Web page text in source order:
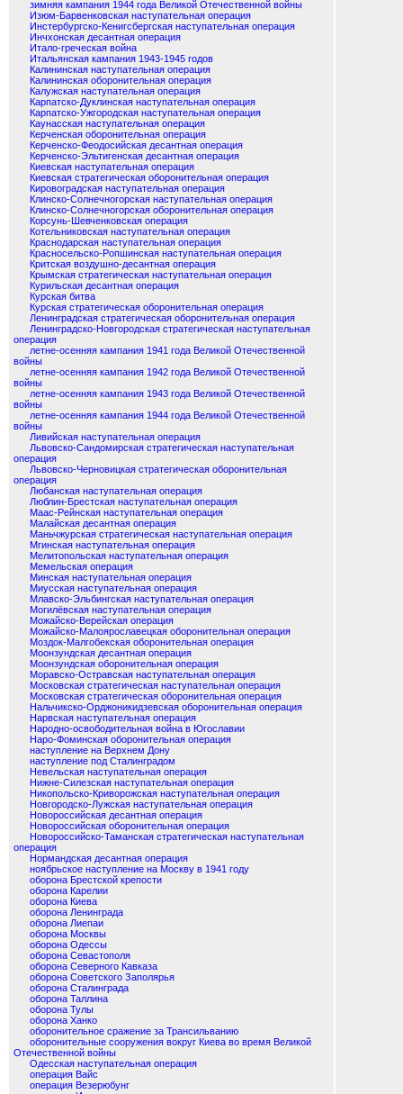
зимняя кампания 1944 года Великой Отечественной войны
Изюм-Барвенковская наступательная операция
Инстербургско-Кенигсбергская наступательная операция
Инчхонская десантная операция
Итало-греческая война
Итальянская кампания 1943-1945 годов
Калининская наступательная операция
Калининская оборонительная операция
Калужская наступательная операция
Карпатско-Дуклинская наступательная операция
Карпатско-Ужгородская наступательная операция
Каунасская наступательная операция
Керченская оборонительная операция
Керченско-Феодосийская десантная операция
Керченско-Эльтигенская десантная операция
Киевская наступательная операция
Киевская стратегическая оборонительная операция
Кировоградская наступательная операция
Клинско-Солнечногорская наступательная операция
Клинско-Солнечногорская оборонительная операция
Корсунь-Шевченковская операция
Котельниковская наступательная операция
Краснодарская наступательная операция
Красносельско-Ропшинская наступательная операция
Критская воздушно-десантная операция
Крымская стратегическая наступательная операция
Курильская десантная операция
Курская битва
Курская стратегическая оборонительная операция
Ленинградская стратегическая оборонительная операция
Ленинградско-Новгородская стратегическая наступательная
операция
летне-осенняя кампания 1941 года Великой Отечественной
войны
летне-осенняя кампания 1942 года Великой Отечественной
войны
летне-осенняя кампания 1943 года Великой Отечественной
войны
летне-осенняя кампания 1944 года Великой Отечественной
войны
Ливийская наступательная операция
Львовско-Сандомирская стратегическая наступательная
операция
Львовско-Черновицкая стратегическая оборонительная
операция
Любанская наступательная операция
Люблин-Брестская наступательная операция
Маас-Рейнская наступательная операция
Малайская десантная операция
Маньчжурская стратегическая наступательная операция
Мгинская наступательная операция
Мелитопольская наступательная операция
Мемельская операция
Минская наступательная операция
Миусская наступательная операция
Млавско-Эльбингская наступательная операция
Могилёвская наступательная операция
Можайско-Верейская операция
Можайско-Малоярославецкая оборонительная операция
Моздок-Малгобекская оборонительная операция
Моонзундская десантная операция
Моонзундская оборонительная операция
Моравско-Остравская наступательная операция
Московская стратегическая наступательная операция
Московская стратегическая оборонительная операция
Нальчикско-Орджоникидзевская оборонительная операция
Нарвская наступательная операция
Народно-освободительная война в Югославии
Наро-Фоминская оборонительная операция
наступление на Верхнем Дону
наступление под Сталинградом
Невельская наступательная операция
Нижне-Силезская наступательная операция
Никопольско-Криворожская наступательная операция
Новгородско-Лужская наступательная операция
Новороссийская десантная операция
Новороссийская оборонительная операция
Новороссийско-Таманская стратегическая наступательная
операция
Нормандская десантная операция
ноябрьское наступление на Москву в 1941 году
оборона Брестской крепости
оборона Карелии
оборона Киева
оборона Ленинграда
оборона Лиепаи
оборона Москвы
оборона Одессы
оборона Севастополя
оборона Северного Кавказа
оборона Советского Заполярья
оборона Сталинграда
оборона Таллина
оборона Тулы
оборона Ханко
оборонительное сражение за Трансильванию
оборонительные сооружения вокруг Киева во время Великой
Отечественной войны
Одесская наступательная операция
операция Вайс
операция Везерюбунг